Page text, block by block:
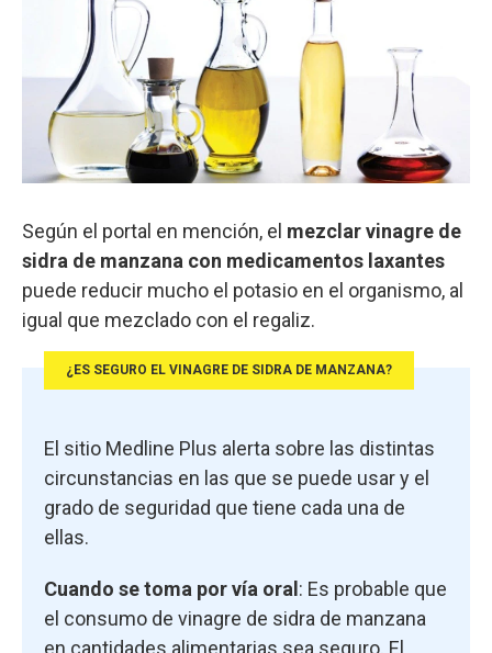
Según el portal en mención, el mezclar vinagre de
sidra de manzana con medicamentos laxantes
puede reducir mucho el potasio en el organismo, al
igual que mezclado con el regaliz.
¿ES SEGURO EL VINAGRE DE SIDRA DE MANZANA?
El sitio Medline Plus alerta sobre las distintas
circunstancias en las que se puede usar y el
grado de seguridad que tiene cada una de
ellas.
Cuando se toma por vía oral : Es probable que
el consumo de vinagre de sidra de manzana